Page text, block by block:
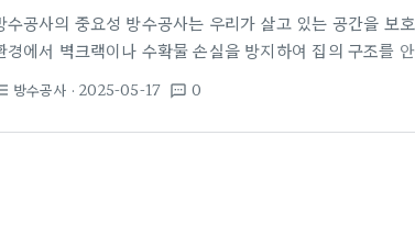
수공사의 중요성 방수공사는 우리가 살고 있는 공간을 보
경에서 벽크랙이나 수확물 손실을 방지하여 집의 구조를
효과적인 옵션으로 떠오르고 있습니다. 대나무숯은 자연에
면에서 도움이 됩니다. 대나무숯의 매력 대나무숯은 흡착
방수공사 · 2025-05-17 textsms 0